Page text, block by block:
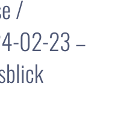
/
02-23 –